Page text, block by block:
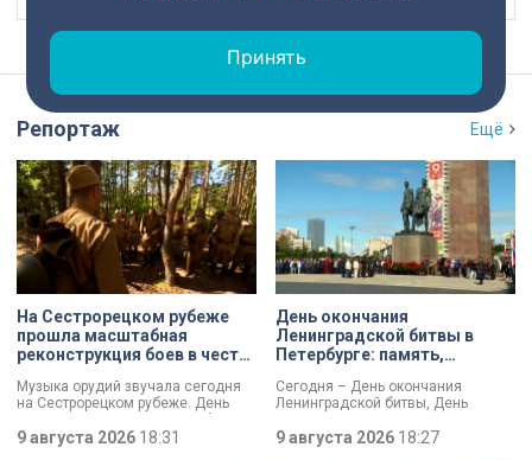
Репортаж Ещё
На Сестрорецком рубеже
прошла масштабная
реконструкция боев в честь
Ленинградской битвы
Музыка орудий звучала сегодня
на Сестрорецком рубеже. День
вспоминали и через
9 августа 2026 18:31
День окончания
Ленинградской битвы в
Петербурге: память,
созданию нового
мемориала
Сегодня – День окончания
Ленинградской битвы, День
обращении губернатор Александр
9 августа 2026 18:27
Принять